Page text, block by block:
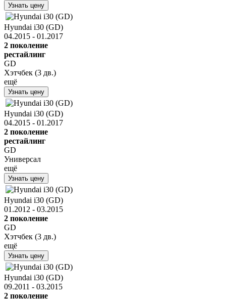
Узнать цену
Hyundai i30 (GD)
04.2015 - 01.2017
2 поколение
рестайлинг
GD
Хэтчбек (3 дв.)
ещё
Узнать цену
Hyundai i30 (GD)
04.2015 - 01.2017
2 поколение
рестайлинг
GD
Универсал
ещё
Узнать цену
Hyundai i30 (GD)
01.2012 - 03.2015
2 поколение
GD
Хэтчбек (3 дв.)
ещё
Узнать цену
Hyundai i30 (GD)
09.2011 - 03.2015
2 поколение